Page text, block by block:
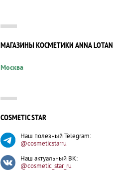
МАГАЗИНЫ КОСМЕТИКИ ANNA LOTAN
Москва
COSMETIC STAR
Наш полезный Telegram:
@cosmeticstarru
Наш актуальный ВК:
@cosmetic_star_ru